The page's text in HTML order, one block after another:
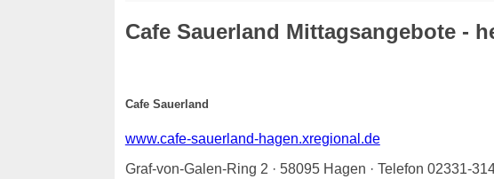
Cafe Sauerland Mittagsangebote -
Cafe Sauerland
www.cafe-sauerland-hagen.xregional.de
Graf-von-Galen-Ring 2 · 58095 Hagen · Telefon 02331-